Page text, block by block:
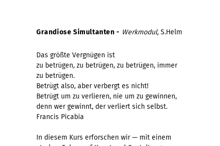
Grandiose Simultanten - Werkmodul, S.Helm
Das größte Vergnügen ist
zu betrügen, zu betrügen, zu betrügen, immer
zu betrügen.
Betrügt also, aber verbergt es nicht!
Betrügt um zu verlieren, nie um zu gewinnen,
denn wer gewinnt, der verliert sich selbst.
Francis Picabia
In diesem Kurs erforschen wir — mit einem